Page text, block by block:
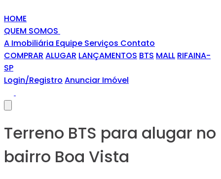
HOME
QUEM SOMOS
A Imobiliária Equipe Serviços Contato
COMPRAR ALUGAR LANÇAMENTOS BTS MALL RIFAINA-
SP
Login/Registro Anunciar Imóvel
Terreno BTS para alugar no
bairro Boa Vista